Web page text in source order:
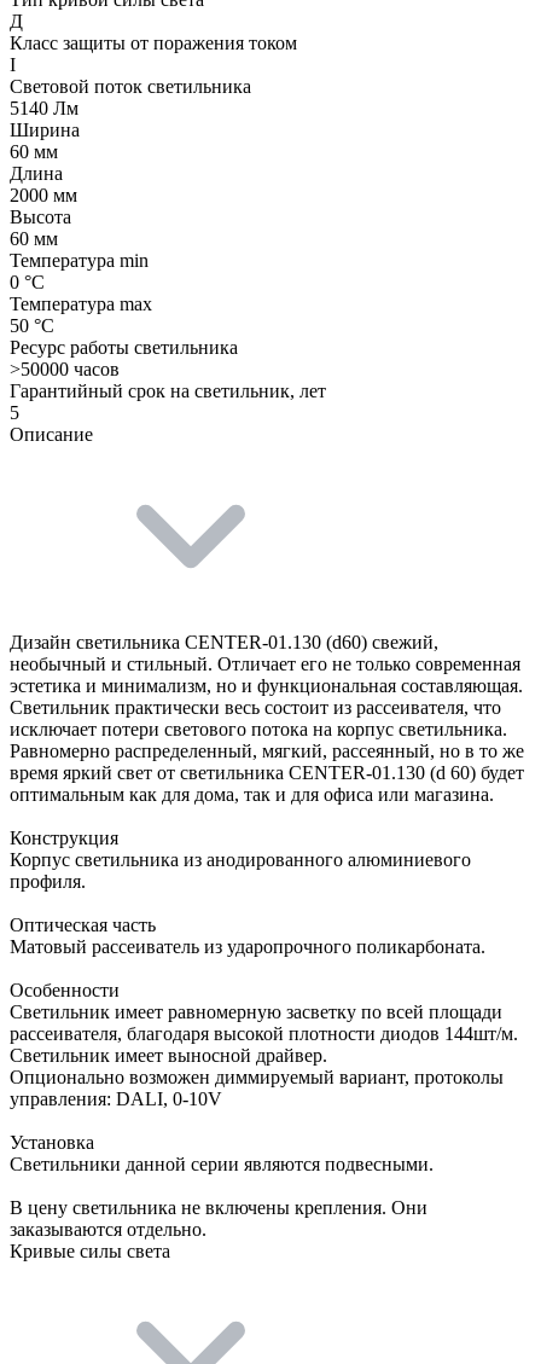
Д
Класс защиты от поражения током
I
Световой поток светильника
5140 Лм
Ширина
60 мм
Длина
2000 мм
Высота
60 мм
Температура min
0 °C
Температура max
50 °C
Ресурс работы светильника
>50000 часов
Гарантийный срок на светильник, лет
5
Описание
Дизайн светильника CENTER-01.130 (d60) свежий,
необычный и стильный. Отличает его не только современная
эстетика и минимализм, но и функциональная составляющая.
Светильник практически весь состоит из рассеивателя, что
исключает потери светового потока на корпус светильника.
Равномерно распределенный, мягкий, рассеянный, но в то же
время яркий свет от светильника CENTER-01.130 (d 60) будет
оптимальным как для дома, так и для офиса или магазина.
Конструкция
Корпус светильника из анодированного алюминиевого
профиля.
Оптическая часть
Матовый рассеиватель из ударопрочного поликарбоната.
Особенности
Светильник имеет равномерную засветку по всей площади
рассеивателя, благодаря высокой плотности диодов 144шт/м.
Светильник имеет выносной драйвер.
Опционально возможен диммируемый вариант, протоколы
управления: DALI, 0-10V
Установка
Светильники данной серии являются подвесными.
В цену светильника не включены крепления. Они
заказываются отдельно.
Кривые силы света